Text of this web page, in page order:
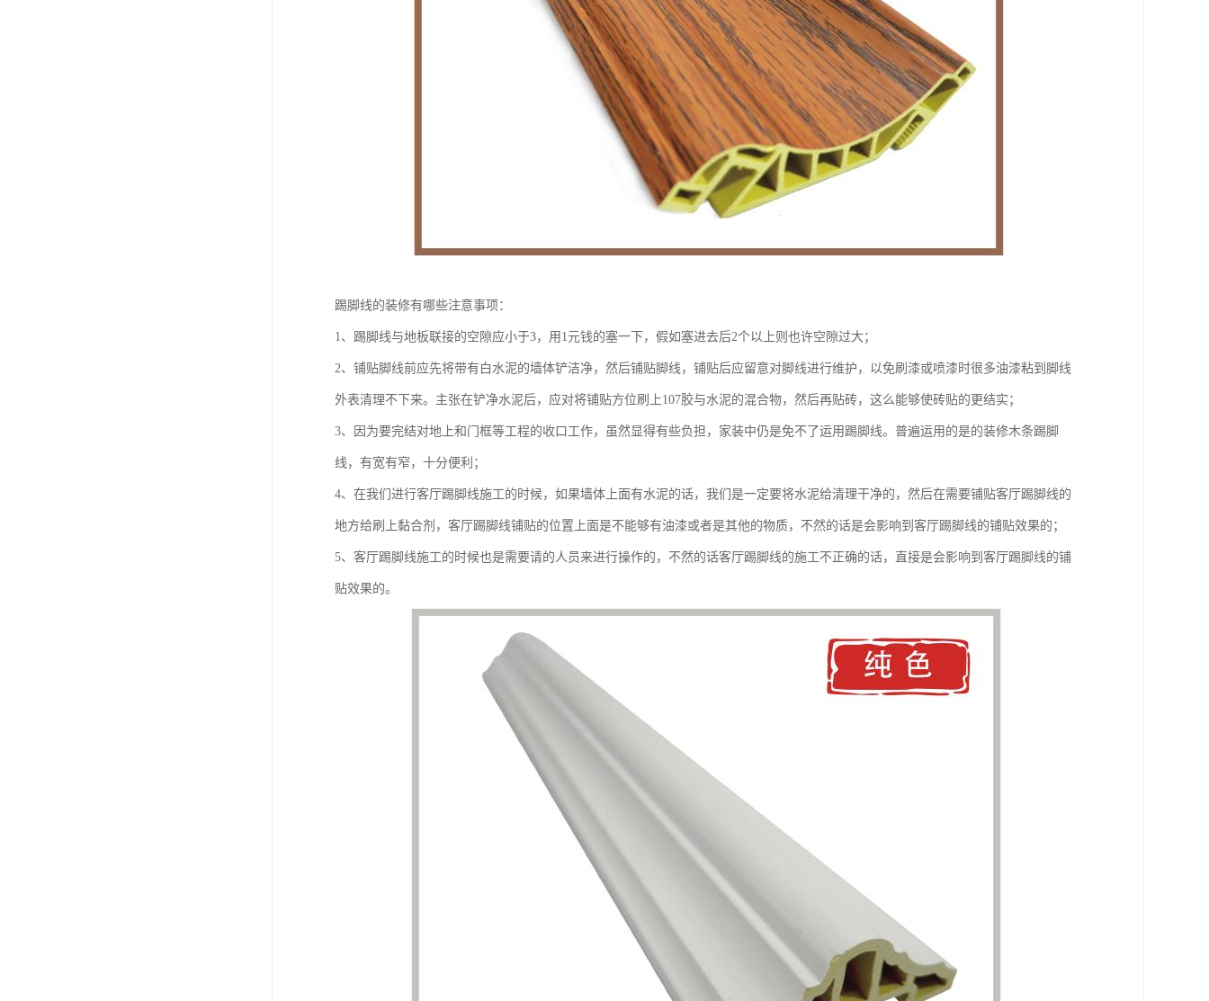
踢脚线的装修有哪些注意事项：
1、踢脚线与地板联接的空隙应小于3，用1元钱的塞一下，假如塞进去后2个以上则也许空隙过大；
2、铺贴脚线前应先将带有白水泥的墙体铲洁净，然后铺贴脚线，铺贴后应留意对脚线进行维护，以免刷漆或喷漆时很多油漆粘到脚线
外表清理不下来。主张在铲净水泥后，应对将铺贴方位刷上107胶与水泥的混合物，然后再贴砖，这么能够使砖贴的更结实；
3、因为要完结对地上和门框等工程的收口工作，虽然显得有些负担，家装中仍是免不了运用踢脚线。普遍运用的是的装修木条踢脚
线，有宽有窄，十分便利；
4、在我们进行客厅踢脚线施工的时候，如果墙体上面有水泥的话，我们是一定要将水泥给清理干净的，然后在需要铺贴客厅踢脚线的
地方给刷上黏合剂，客厅踢脚线铺贴的位置上面是不能够有油漆或者是其他的物质，不然的话是会影响到客厅踢脚线的铺贴效果的；
5、客厅踢脚线施工的时候也是需要请的人员来进行操作的，不然的话客厅踢脚线的施工不正确的话，直接是会影响到客厅踢脚线的铺
贴效果的。